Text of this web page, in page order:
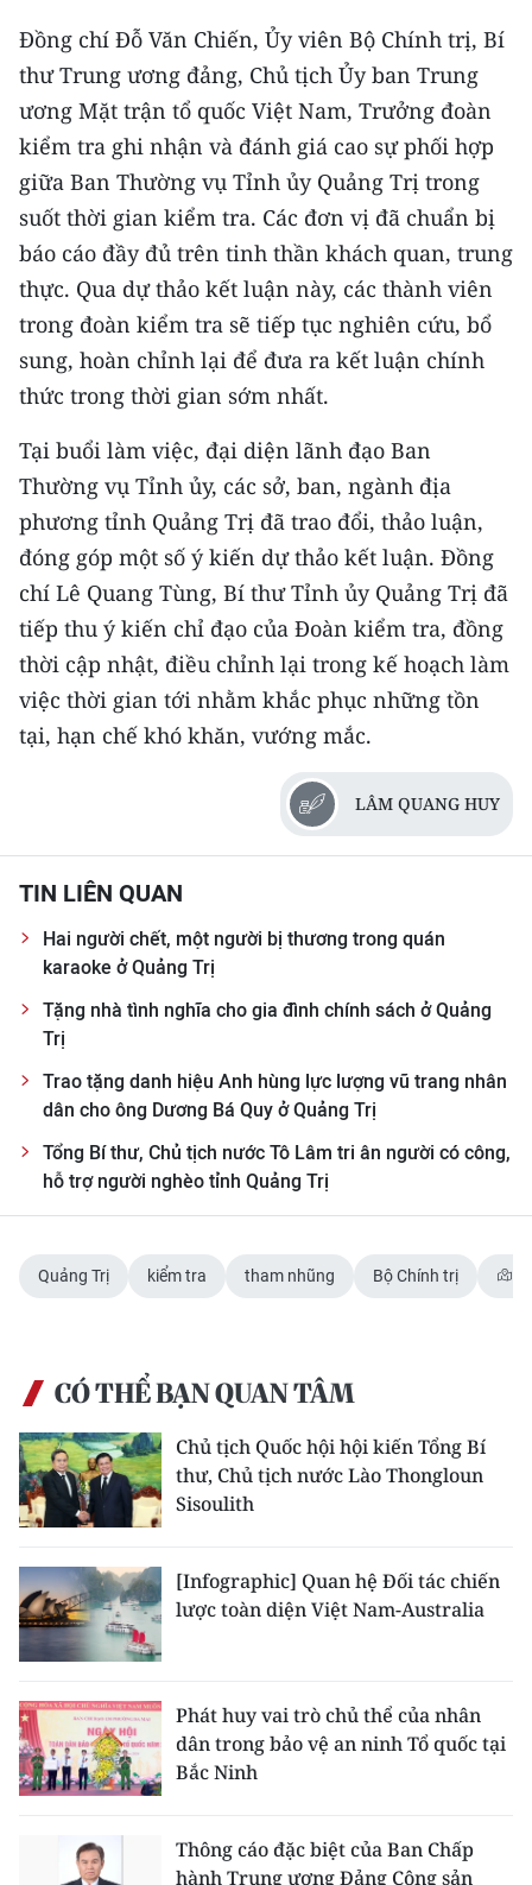
Media Y tế
Media Khoa học - Công nghệ
Media Môi trường
Ảnh
Infographic
TIN MỚI
TIN ĐỊA PHƯƠNG
Đồng bằng sông Hồng
Bắc Trung Bộ
Duyên hải Nam Trung Bộ và Tây
Nguyên
Đông Nam Bộ
Đồng bằng sông Cửu Long
Chuyên trang TP. Hồ Chí Minh
CÁC CHUYÊN TRANG
VỀ BÁO NHÂN DÂN
NHÂN DÂN CUỐI TUẦN
NHÂN DÂN HẰNG THÁNG
ĐỌC BÁO IN
FRANÇAIS
ESPAÑOL
한국어
Đồng chí Đỗ Văn Chiến, Ủy viên Bộ Chính trị, Bí
thư Trung ương đảng, Chủ tịch Ủy ban Trung
ương Mặt trận tổ quốc Việt Nam, Trưởng đoàn
kiểm tra ghi nhận và đánh giá cao sự phối hợp
giữa Ban Thường vụ Tỉnh ủy Quảng Trị trong
suốt thời gian kiểm tra. Các đơn vị đã chuẩn bị
báo cáo đầy đủ trên tinh thần khách quan, trung
thực. Qua dự thảo kết luận này, các thành viên
trong đoàn kiểm tra sẽ tiếp tục nghiên cứu, bổ
sung, hoàn chỉnh lại để đưa ra kết luận chính
thức trong thời gian sớm nhất.
Tại buổi làm việc, đại diện lãnh đạo Ban
Thường vụ Tỉnh ủy, các sở, ban, ngành địa
phương tỉnh Quảng Trị đã trao đổi, thảo luận,
đóng góp một số ý kiến dự thảo kết luận. Đồng
chí Lê Quang Tùng, Bí thư Tỉnh ủy Quảng Trị đã
tiếp thu ý kiến chỉ đạo của Đoàn kiểm tra, đồng
thời cập nhật, điều chỉnh lại trong kế hoạch làm
việc thời gian tới nhằm khắc phục những tồn
tại, hạn chế khó khăn, vướng mắc.
LÂM QUANG HUY
TIN LIÊN QUAN
Hai người chết, một người bị thương trong quán
karaoke ở Quảng Trị
Tặng nhà tình nghĩa cho gia đình chính sách ở Quảng
Trị
Trao tặng danh hiệu Anh hùng lực lượng vũ trang nhân
dân cho ông Dương Bá Quy ở Quảng Trị
Tổng Bí thư, Chủ tịch nước Tô Lâm tri ân người có công,
hỗ trợ người nghèo tỉnh Quảng Trị
Quảng Trị kiểm tra tham nhũng Bộ Chính trị
CÓ THỂ BẠN QUAN TÂM
Chủ tịch Quốc hội hội kiến Tổng Bí
thư, Chủ tịch nước Lào Thongloun
Sisoulith
[Infographic] Quan hệ Đối tác chiến
lược toàn diện Việt Nam-Australia
Phát huy vai trò chủ thể của nhân
dân trong bảo vệ an ninh Tổ quốc tại
Bắc Ninh
Thông cáo đặc biệt của Ban Chấp
hành Trung ương Đảng Cộng sản